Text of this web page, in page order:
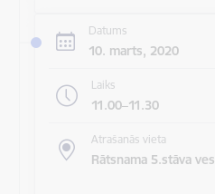
Datums
10. marts, 2020
Laiks
11.00–11.30
Atrašanās vieta
Rātsnama 5.stāva